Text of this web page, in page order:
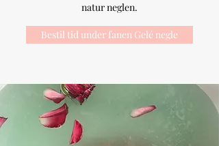
natur neglen.
Bestil tid under fanen Gelé negle